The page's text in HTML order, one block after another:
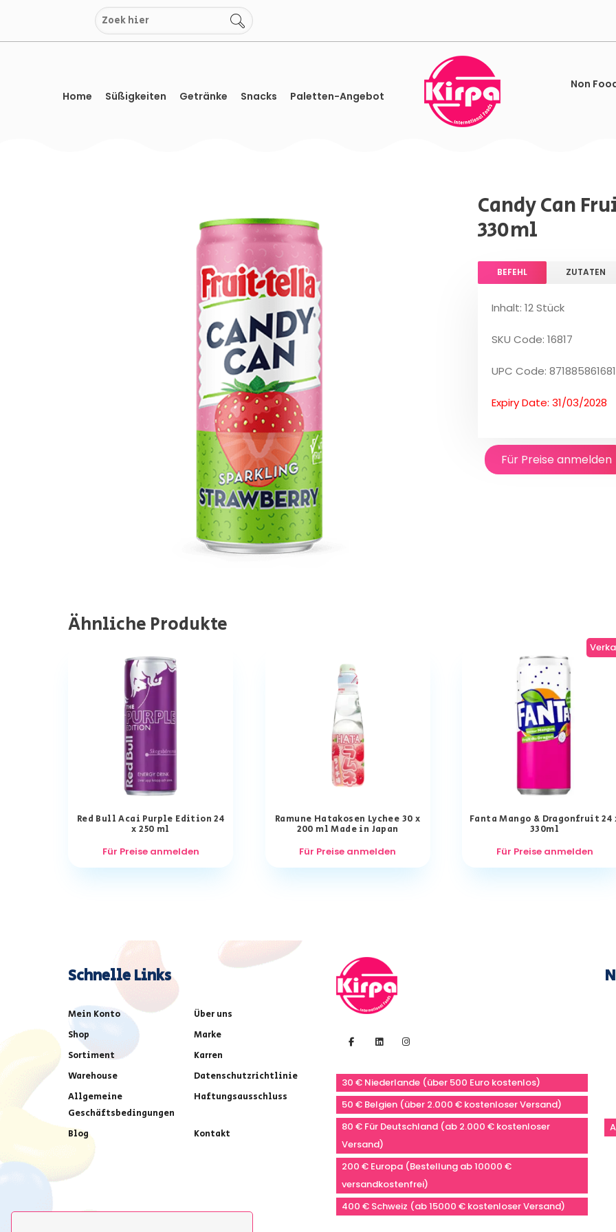
springen
Home Süßigkeiten Getränke Snacks Paletten-Angebot
Non
Candy Can
330ml
BEFEHL ZUTATEN
Inhalt: 12 Stück
SKU Code: 16817
UPC Code:
Expiry Date: 31/03/2028
Für Preise anmelden
Ähnliche Produkte
Red Bull Acai Purple Edition 24
x 250 ml
Für Preise anmelden
Ramune Hatakosen Lychee 30 x
200 ml Made in Japan
Für Preise anmelden
Fanta Mango & Dragonfruit 24
330ml
Für Preise anmelden
Schnelle Links
Mein Konto
Über uns
Shop
Marke
Sortiment
Karren
Warehouse
Datenschutzrichtlinie
Allgemeine
Geschäftsbedingungen
Haftungsausschluss
Blog Kontakt
30 € Niederlande (über 500 Euro kostenlos)
50 € Belgien (über 2.000 € kostenloser Versand)
80 € Für Deutschland (ab 2.000 € kostenloser
Versand)
200 € Europa (Bestellung ab 10000 €
versandkostenfrei)
400 € Schweiz (ab 15000 € kostenloser Versand)